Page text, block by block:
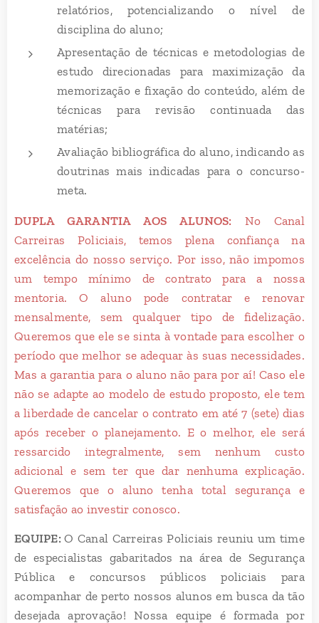
relatórios, potencializando o nível de
disciplina do aluno;
Apresentação de técnicas e metodologias de
estudo direcionadas para maximização da
memorização e fixação do conteúdo, além de
técnicas para revisão continuada das
matérias;
Avaliação bibliográfica do aluno, indicando as
doutrinas mais indicadas para o concurso-
meta.
DUPLA GARANTIA AOS ALUNOS: No Canal
Carreiras Policiais, temos plena confiança na
excelência do nosso serviço. Por isso, não impomos
um tempo mínimo de contrato para a nossa
mentoria. O aluno pode contratar e renovar
mensalmente, sem qualquer tipo de fidelização.
Queremos que ele se sinta à vontade para escolher o
período que melhor se adequar às suas necessidades.
Mas a garantia para o aluno não para por aí! Caso ele
não se adapte ao modelo de estudo proposto, ele tem
a liberdade de cancelar o contrato em até 7 (sete) dias
após receber o planejamento. E o melhor, ele será
ressarcido integralmente, sem nenhum custo
adicional e sem ter que dar nenhuma explicação.
Queremos que o aluno tenha total segurança e
satisfação ao investir conosco.
EQUIPE:O Canal Carreiras Policiais reuniu um time
de especialistas gabaritados na área de Segurança
Pública e concursos públicos policiais para
acompanhar de perto nossos alunos em busca da tão
desejada aprovação! Nossa equipe é formada por